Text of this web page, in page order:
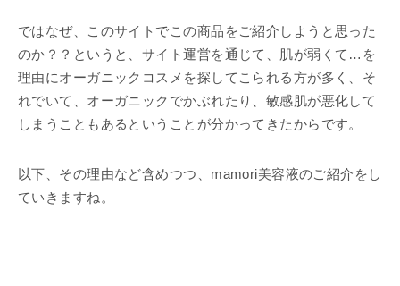
ではなぜ、このサイトでこの商品をご紹介しようと思った
のか？？というと、サイト運営を通じて、肌が弱くて…を
理由にオーガニックコスメを探してこられる方が多く、そ
れでいて、オーガニックでかぶれたり、敏感肌が悪化して
しまうこともあるということが分かってきたからです。
以下、その理由など含めつつ、mamori美容液のご紹介をし
ていきますね。